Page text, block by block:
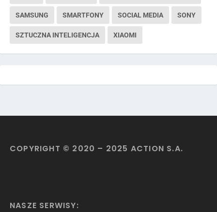
SAMSUNG SMARTFONY SOCIAL MEDIA SONY
SZTUCZNA INTELIGENCJA XIAOMI
COPYRIGHT © 2020 – 2025 ACTION S.A.
NASZE SERWISY: